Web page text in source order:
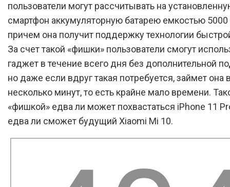
пользователи могут рассчитывать на
смартфон аккумуляторную батарею емкостью
причем она получит поддержку технологии
За счет такой «фишки» пользователи смогут
гаджет в течение всего дня без дополнительной
но даже если вдруг такая потребуется, займет она
несколько минут, то есть крайне мало времени.
«фишкой» едва ли может похвастаться iPhone 11
едва ли сможет будущий Xiaomi Mi 10.